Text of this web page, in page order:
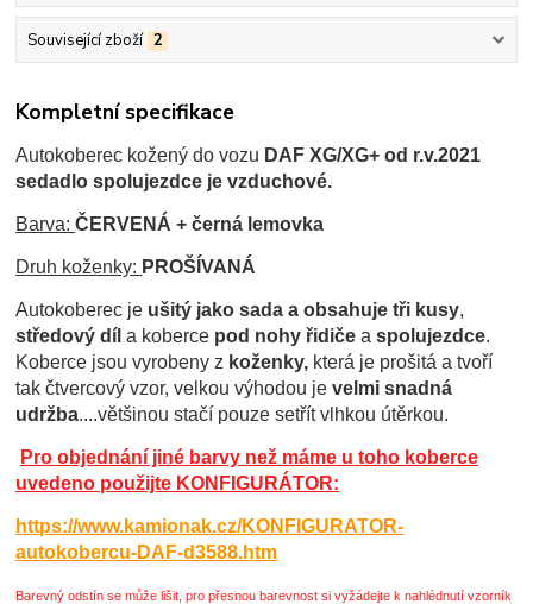
Související zboží 2
Kompletní specifikace
Autokoberec kožený do vozu DAF XG/XG+ od r.v.2021
sedadlo spolujezdce je vzduchové.
Barva:ČERVENÁ + černá lemovka
Druh koženky: PROŠÍVANÁ
Autokoberec je ušitý jako sada a obsahuje tři kusy,
středový díl a koberce pod nohy řidiče aspolujezdce.
Koberce jsou vyrobeny z koženky, která je prošitá a tvoří
tak čtvercový vzor, velkou výhodou jevelmi snadná
udržba....většinou stačí pouze setřít vlhkou útěrkou.
Pro objednání jiné barvy než máme u toho koberce
uvedeno použijte KONFIGURÁTOR:
https://www.kamionak.cz/KONFIGURATOR-
autokobercu-DAF-d3588.htm
Barevný odstín se může lišit, pro přesnou barevnost si vyžádejte k nahlédnutí vzorník